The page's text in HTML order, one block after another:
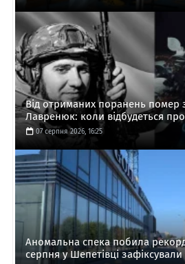
Від отриманих поранень помер
Лавренюк: коли відбудеться
07 серпня 2026, 16:25
Аномальна спека побила
серпня у Шепетівці зафіксували